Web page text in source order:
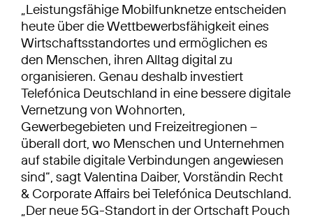
„Leistungsfähige Mobilfunknetze entscheiden
heute über die Wettbewerbs­fähigkeit eines
Wirtschaftsstandortes und ermöglichen es
den Menschen, ihren Alltag digital zu
organisieren. Genau deshalb investiert
Telefónica Deutschland in eine bessere digitale
Vernetzung von Wohnorten,
Gewerbegebieten und Freizeitregionen –
überall dort, wo Menschen und Unternehmen
auf stabile digitale Verbindungen angewiesen
sind“, sagt Valentina Daiber, Vorständin Recht
& Corporate Affairs bei Telefónica Deutschland.
„Der neue 5G-Standort in der Ortschaft Pouch